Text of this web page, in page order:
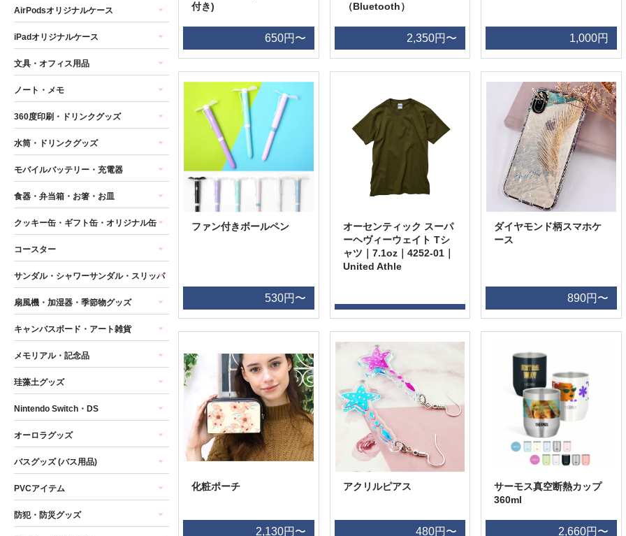
付き)
650円〜
（Bluetooth）
2,350円〜 1,000円
ファン付きボールペン
530円〜
オーセンティック スーパ
ーヘヴィーウェイト Tシ
ャツ｜7.1oz｜4252-01｜
United Athle
ダイヤモンド柄スマホケ
ース
890円〜
化粧ポーチ
2,130円〜
アクリルピアス
480円〜
サーモス真空断熱カップ
360ml
2,660円〜
AirPodsオリジナルケース
iPadオリジナルケース
文具・オフィス用品
ノート・メモ
360度印刷・ドリンクグッズ
水筒・ドリンクグッズ
モバイルバッテリー・充電器
食器・弁当箱・お箸・お皿
クッキー缶・ギフト缶・オリジナル缶
コースター
サンダル・シャワーサンダル・スリッパ
扇風機・加湿器・季節物グッズ
キャンバスボード・アート雑貨
メモリアル・記念品
珪藻土グッズ
Nintendo Switch・DS
オーロラグッズ
バスグッズ (バス用品)
PVCアイテム
防犯・防災グッズ